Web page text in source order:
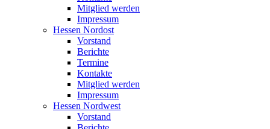
Mitglied werden
Impressum
Hessen Nordost
Vorstand
Berichte
Termine
Kontakte
Mitglied werden
Impressum
Hessen Nordwest
Vorstand